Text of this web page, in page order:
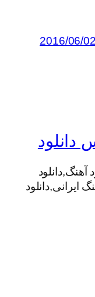
2016/06/02
دانلود
آهنگ,دانلود
ایرانی,دانلود